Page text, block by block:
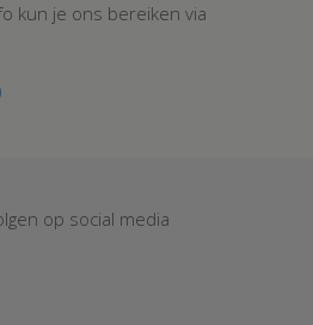
kun je ons bereiken via
op social media